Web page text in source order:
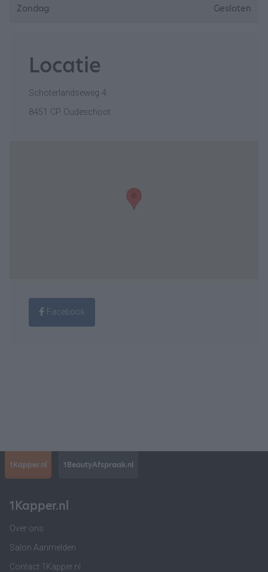
Zondag Gesloten
Locatie
Schoterlandseweg 4
8451 CP Oudeschoot
Facebook
1Kapper.nl 1BeautyAfspraak.nl
1Kapper.nl
Over ons
Salon Aanmelden
Contact 1Kapper.nl